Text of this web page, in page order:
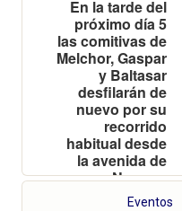
En la tarde del
próximo día 5
las comitivas de
Melchor, Gaspar
y Baltasar
desfilarán de
nuevo por su
recorrido
habitual desde
la avenida de
Navarro
Reverter
Eventos